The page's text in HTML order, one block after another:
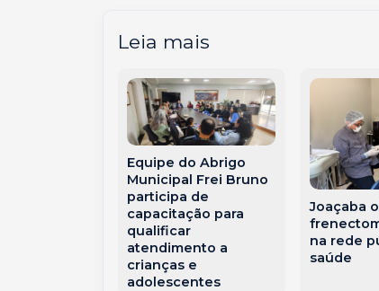
Leia mais
Equipe do Abrigo
Municipal Frei Bruno
participa de
capacitação para
qualificar
atendimento a
crianças e
adolescentes
Joaçaba
na rede
saúde